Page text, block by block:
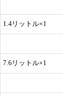
1.4リットル×1
7.6リットル×1